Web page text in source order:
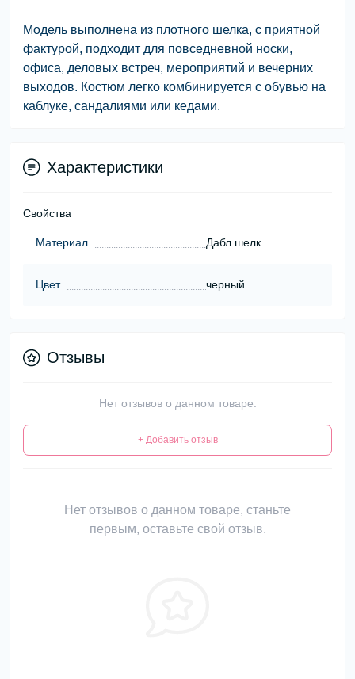
Модель выполнена из плотного шелка, с приятной
фактурой, подходит для повседневной носки,
офиса, деловых встреч, мероприятий и вечерних
выходов. Костюм легко комбинируется с обувью на
каблуке, сандалиями или кедами.
Характеристики
Свойства
Материал Дабл шелк
Цвет черный
Отзывы
Нет отзывов о данном товаре.
+ Добавить отзыв
Нет отзывов о данном товаре, станьте
первым, оставьте свой отзыв.